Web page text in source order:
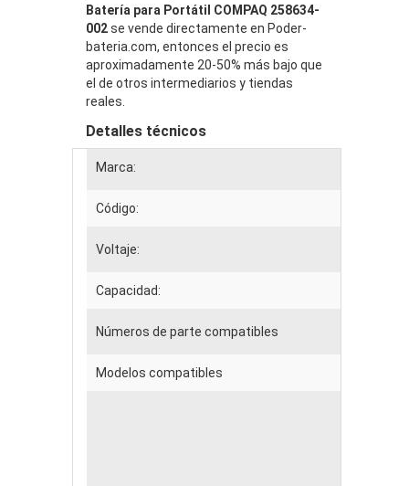
Batería para Portátil COMPAQ 258634-
002se vende directamente en Poder-
bateria.com, entonces el precio es
aproximadamente 20-50% más bajo que
el de otros intermediarios y tiendas
reales.
Detalles técnicos
Marca:
Código:
Voltaje:
Capacidad:
Números de parte compatibles
Modelos compatibles